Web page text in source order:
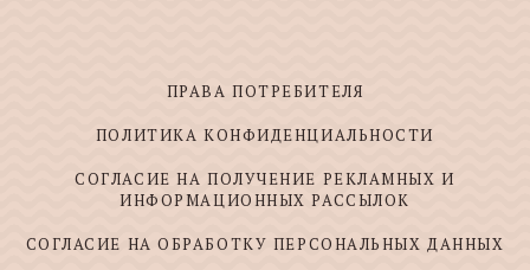
ПРАВА ПОТРЕБИТЕЛЯ
ПОЛИТИКА КОНФИДЕНЦИАЛЬНОСТИ
СОГЛАСИЕ НА ПОЛУЧЕНИЕ РЕКЛАМНЫХ И
ИНФОРМАЦИОННЫХ РАССЫЛОК
СОГЛАСИЕ НА ОБРАБОТКУ ПЕРСОНАЛЬНЫХ ДАННЫХ